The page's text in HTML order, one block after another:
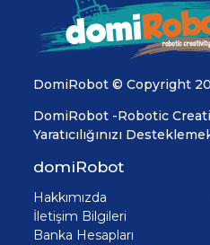
DomiRobot © Copyright
DomiRobot -Robotic
Yaratıcılığınızı
domiRobot
Hakkımızda
İletişim Bilgileri
Banka Hesapları